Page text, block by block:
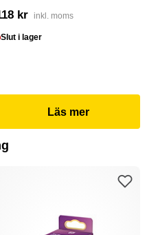
kr inkl. moms
Slut i lager
Läs mer